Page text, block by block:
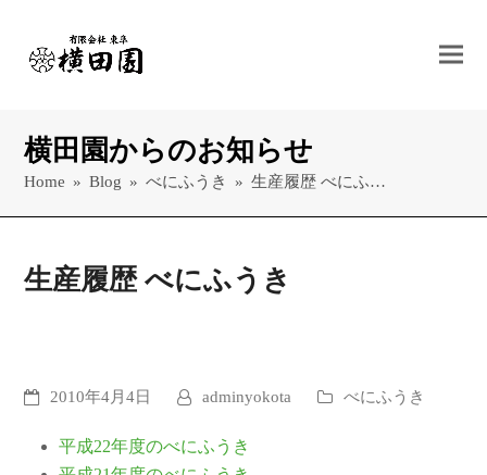
横田園からのお知らせ
Home » Blog » べにふうき » 生産履歴 べにふ…
生産履歴 べにふうき
2010年4月4日 adminyokota べにふうき
平成22年度のべにふうき